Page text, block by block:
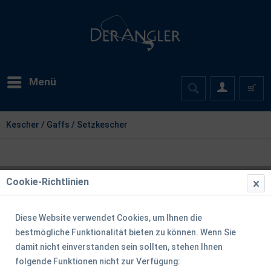
Menü
Kescher / Gaffs / Setzkescher
Cookie-Richtlinien
Diese Website verwendet Cookies, um Ihnen die
bestmögliche Funktionalität bieten zu können. Wenn Sie
damit nicht einverstanden sein sollten, stehen Ihnen
folgende Funktionen nicht zur Verfügung: